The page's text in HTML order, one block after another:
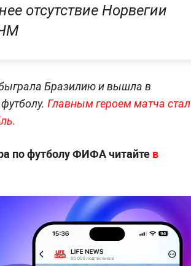
отсутствие Норвегии
Бразилию и вышла в
Главным героем матча стал
по футболу ФИФА читайте в